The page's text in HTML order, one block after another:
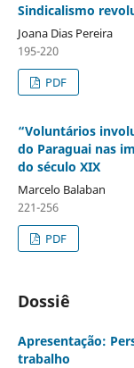
Sindicalismo
Joana Dias Pereira
195-220
PDF
“Voluntários
do Paraguai nas
do século XIX
Marcelo Balaban
221-256
PDF
Dossiê
Apresentação:
trabalho